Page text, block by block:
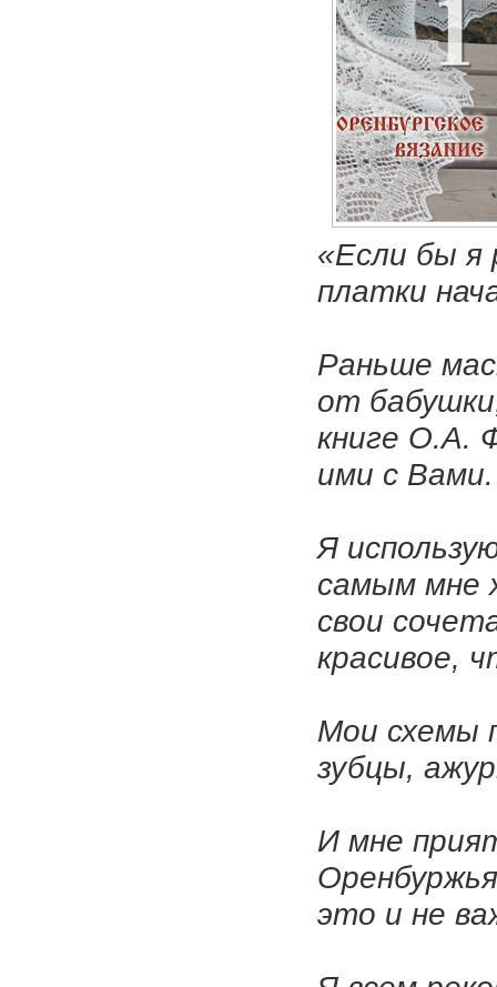
«Если бы я
платки
Раньше
от
книге О.А.
ими с Вами.
Я
самым мне
свои
красивое,
Мои схемы
зубцы,
И мне
это и не